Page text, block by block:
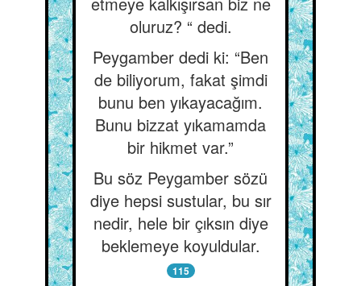
oluruz? “ dedi.
Peygamber dedi ki: “Ben
de biliyorum, fakat şimdi
bunu ben yıkayacağım.
Bunu bizzat yıkamamda
bir hikmet var.”
Bu söz Peygamber sözü
diye hepsi sustular, bu sır
nedir, hele bir çıksın diye
beklemeye koyuldular.
115